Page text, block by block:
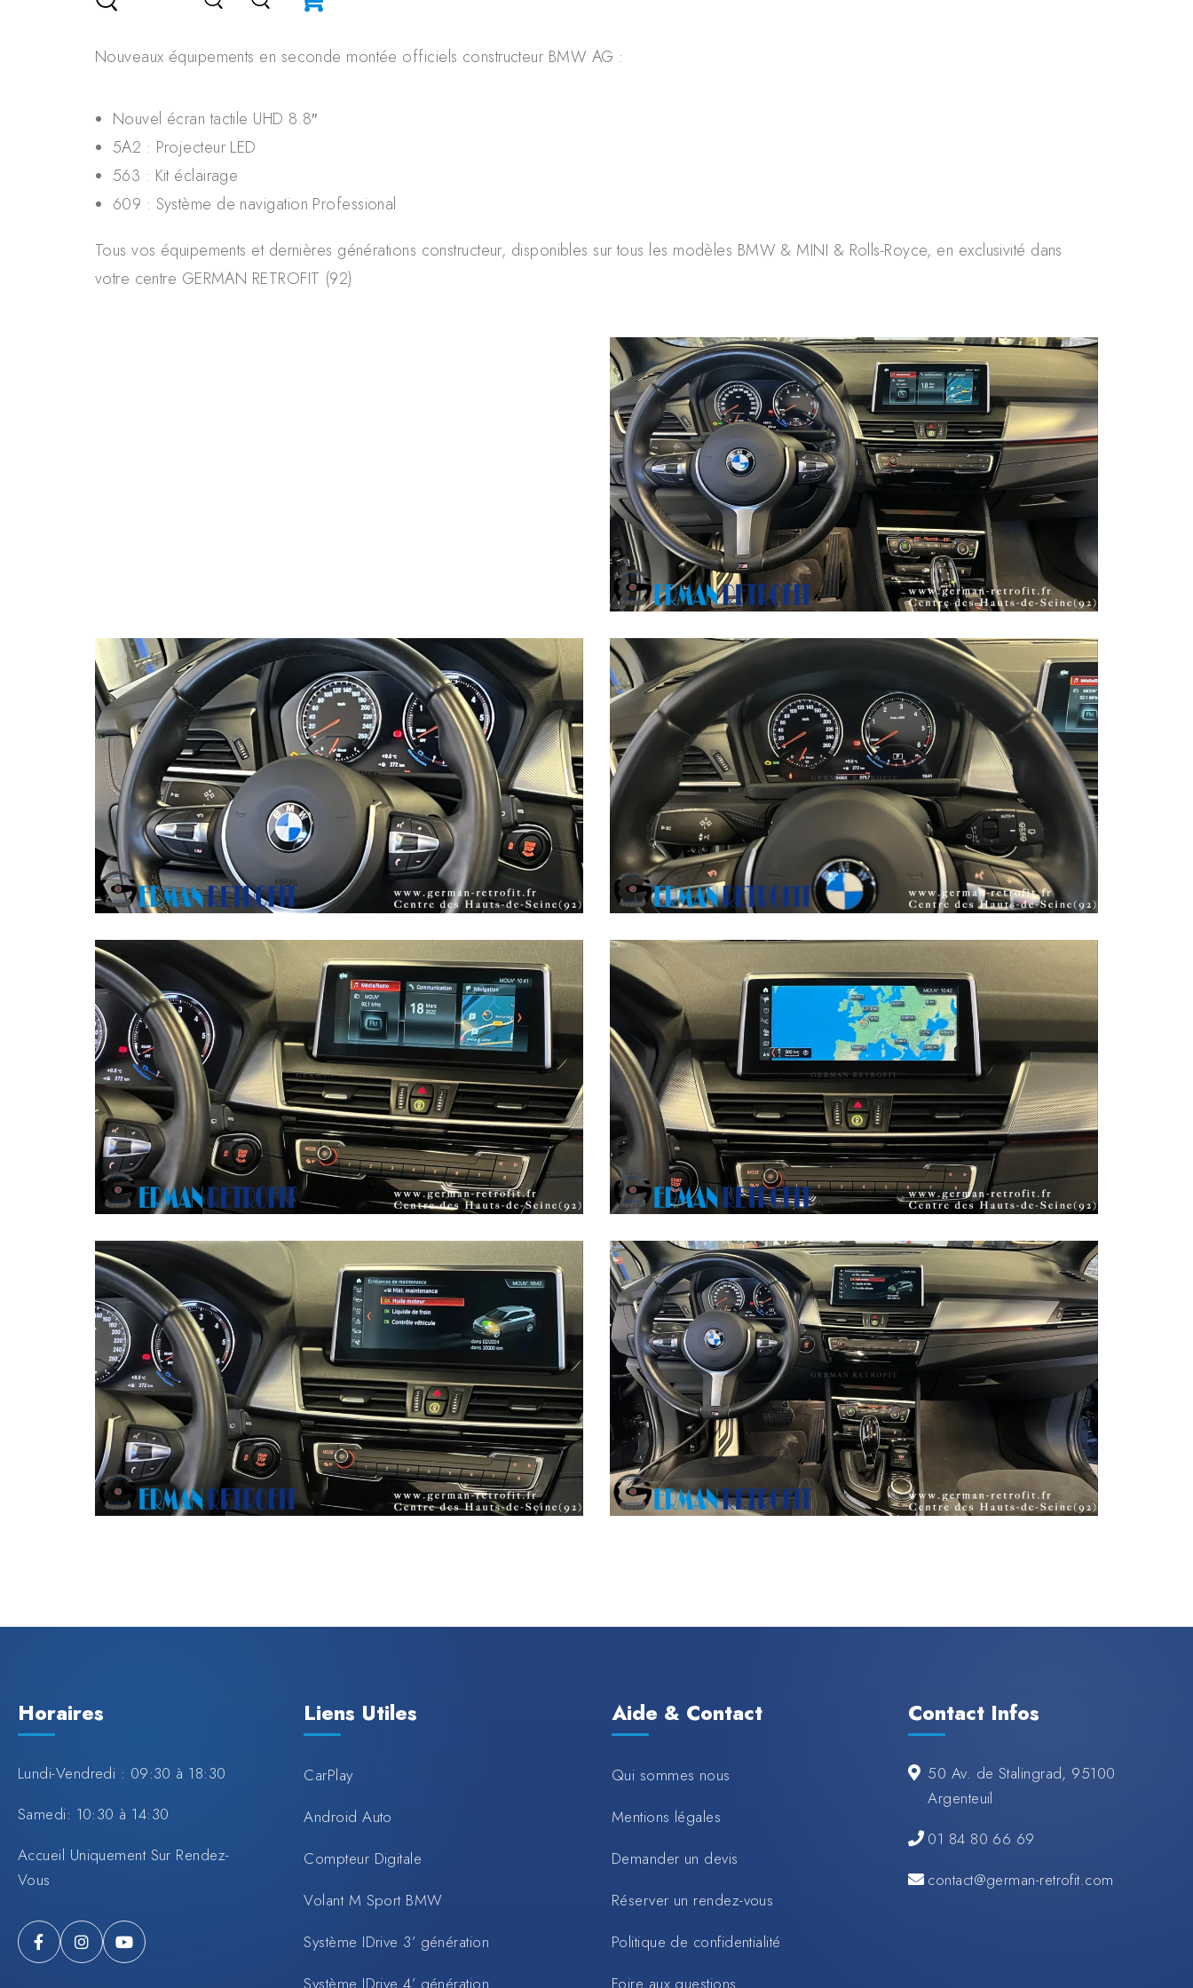
Nouveaux équipements en seconde montée officiels constructeur BMW AG :
Nouvel écran tactile UHD 8.8″
5A2 : Projecteur LED
563 : Kit éclairage
609 : Système de navigation Professional
Tous vos équipements et dernières générations constructeur, disponibles sur tous les modèles BMW & MINI & Rolls-Royce, en exclusivité dans
votre centre GERMAN RETROFIT (92)
Horaires
Lundi-Vendredi : 09:30 à 18:30
Samedi: 10:30 à 14:30
Accueil Uniquement Sur Rendez-
Vous
Liens Utiles
CarPlay
Android Auto
Compteur Digitale
Volant M Sport BMW
Système IDrive 3’ génération
Système IDrive 4’ génération
Aide & Contact
Qui sommes nous
Mentions légales
Demander un devis
Réserver un rendez-vous
Politique de confidentialité
Foire aux questions
Contact Infos
50 Av. de Stalingrad, 95100
Argenteuil
01 84 80 66 69
contact@german-retrofit.com